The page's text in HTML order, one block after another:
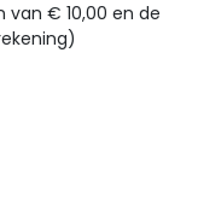
van € 10,00 en de